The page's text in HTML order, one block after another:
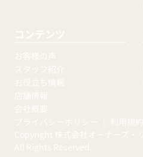
コンテンツ
お客様の声
スタッフ紹介
お役立ち情報
店舗情報
会社概要
プライバシーポリシー
利用規約
Copyright 株式会社オーナーズ・
All Rights Reserved.